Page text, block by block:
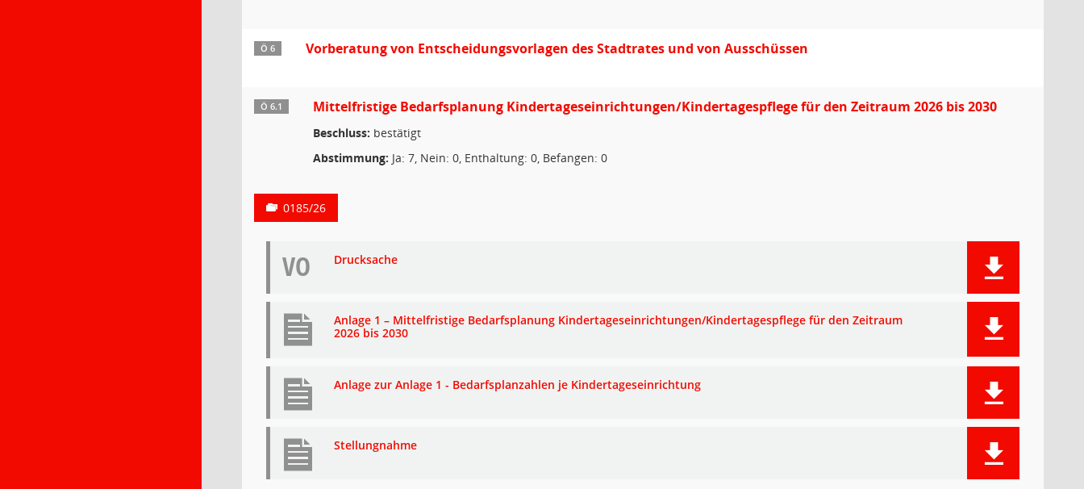
Ö 6 Vorberatung von Entscheidungsvorlagen des Stadtrates und von Ausschüssen
Ö 6.1 Mittelfristige Bedarfsplanung Kindertageseinrichtungen/Kindertagespflege für den Zeitraum 2026 bis 2030
Beschluss: bestätigt
Abstimmung: Ja: 7, Nein: 0, Enthaltung: 0, Befangen: 0
0185/26
VO Drucksache
Anlage 1 – Mittelfristige Bedarfsplanung Kindertageseinrichtungen/Kindertagespflege für den Zeitraum
2026 bis 2030
Anlage zur Anlage 1 - Bedarfsplanzahlen je Kindertageseinrichtung
Stellungnahme